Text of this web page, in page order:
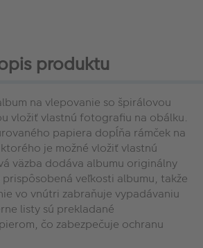
produktu
na vlepovanie so špirálovou
vložiť vlastnú fotografiu na obálku.
papiera dopĺňa rámček na
je možné vložiť vlastnú
väzba dodáva albumu originálny
veľkosti albumu, takže
vo vnútri zabraňuje vypadávaniu
listy sú prekladané
čo zabezpečuje ochranu